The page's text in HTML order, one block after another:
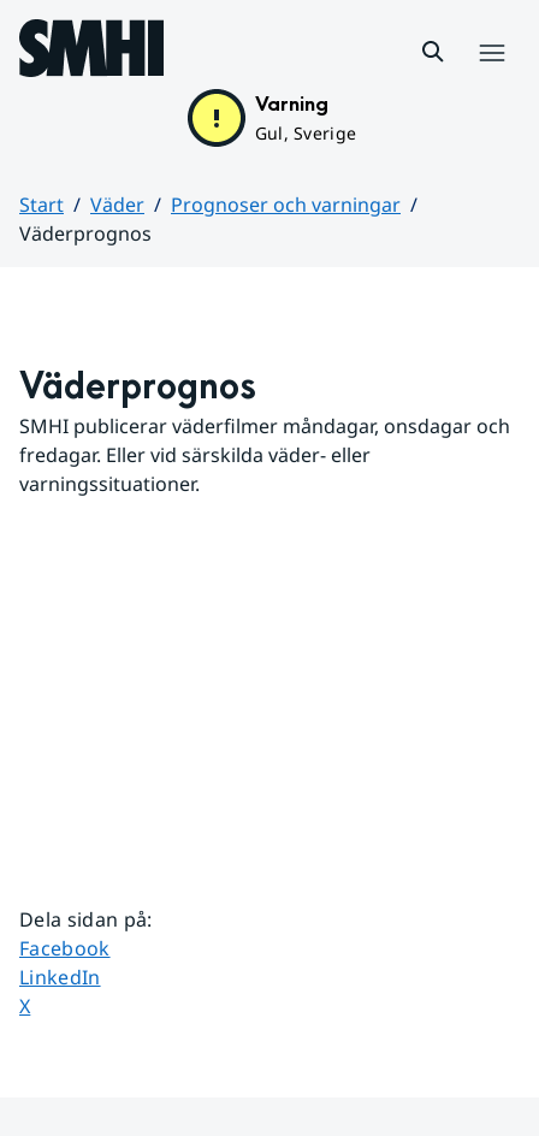
Hoppa till sidans innehåll
Varning
Gul, Sverige
Start Väder
Prognoser och varningar
Väderprognos
Väderprognos
SMHI publicerar väderfilmer måndagar, onsdagar och
fredagar. Eller vid särskilda väder- eller
varningssituationer.
Dela sidan på:
Dela sidan på
Facebook
Dela sidan på
LinkedIn
Dela sidan på
X